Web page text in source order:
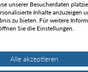
Gefällt mir
unserer Besucherdaten
Inhalte anzuzeigen
zu bieten. Für weitere
Sie die Einstellungen.
Alle akzeptieren